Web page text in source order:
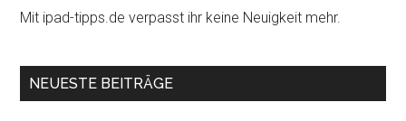
Mit ipad-tipps.de verpasst ihr keine Neuigkeit mehr.
NEUESTE BEITRÄGE